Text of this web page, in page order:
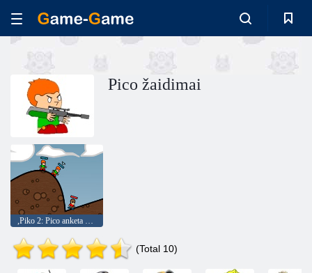
Pico žaidimai
,Piko 2: Pico anketa pėstininkų - slaptas operacijas ,
(Total 10)